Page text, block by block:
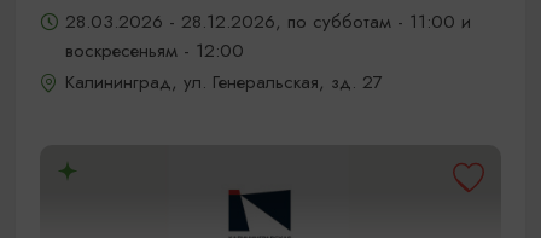
28.03.2026 - 28.12.2026, по субботам - 11:00 и
воскресеньям - 12:00
Калининград, ул. Генеральская, зд. 27